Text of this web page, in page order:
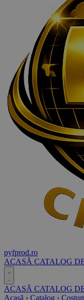
pyfprod.ro
ACASĂ CATALOG
ACASĂ CATALOG
Acasă › Catalog ›